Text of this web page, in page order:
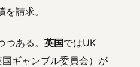
請求。
ある。 英国ではUK
ギャンブル委員会）が